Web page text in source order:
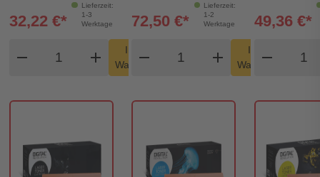
Lieferzeit:
1-3
Werktage
32,22 €*
remove
Produkt Warenkorb Menge
add
In den
Warenkorb
shopping_cart
Lieferzeit:
1-2
Werktage
72,50 €*
remove
Produkt Warenkorb
add
In den
Warenkorb
shopping_cart
49,36 €*
remove